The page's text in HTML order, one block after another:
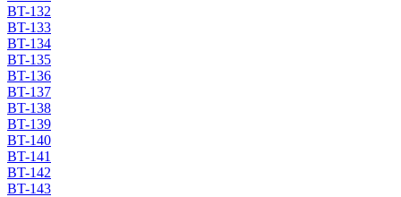
BT-132
BT-133
BT-134
BT-135
BT-136
BT-137
BT-138
BT-139
BT-140
BT-141
BT-142
BT-143